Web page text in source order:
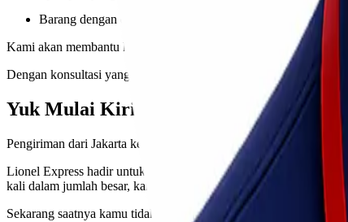
Barang dengan deadline ketat
Kami akan membantu kamu menentukan metode mana yang
Dengan konsultasi yang tepat, kamu tidak perlu bingung memilih
Yuk Mulai Kirim Cargo Bersama Lionel
Pengiriman dari Jakarta ke Tanjung Pinang tidak harus rumit.
Lionel Express hadir untuk membantu kamu mengelola
kali dalam jumlah besar, kami siap mendukung.
Sekarang saatnya kamu tidak lagi khawatir soal distribusi antar